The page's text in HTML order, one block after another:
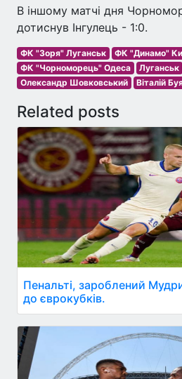
В іншому матчі дня
дотиснув Інгулець - 1:0.
ФК "Зоря" Луганськ
ФК "Динамо"
ФК "Чорноморець" Одеса
Луганськ
Олександр Шовковський
Віталій
Related posts
Пенальті, зароблений
до єврокубків.